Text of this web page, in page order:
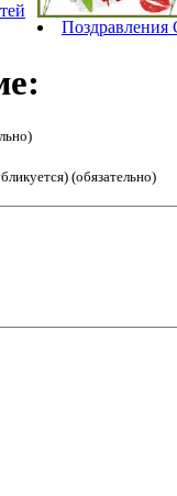
(обязательно)